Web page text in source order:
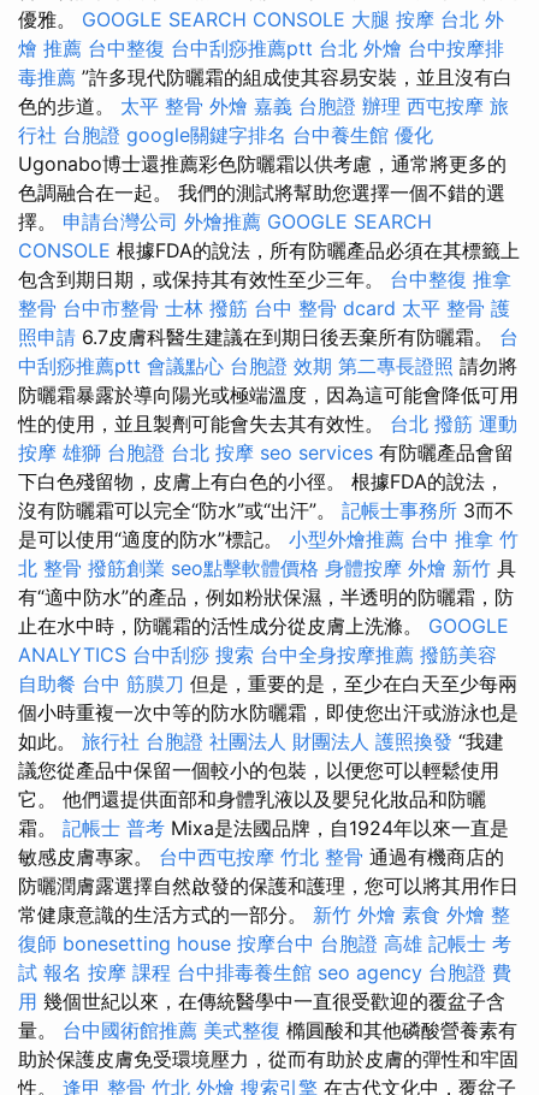
優雅。 GOOGLE SEARCH CONSOLE 大腿 按摩 台北 外
燴 推薦 台中整復 台中刮痧推薦ptt 台北 外燴 台中按摩排
毒推薦 ”許多現代防曬霜的組成使其容易安裝，並且沒有白
色的步道。 太平 整骨 外燴 嘉義 台胞證 辦理 西屯按摩 旅
行社 台胞證 google關鍵字排名 台中養生館 優化
Ugonabo博士還推薦彩色防曬霜以供考慮，通常將更多的
色調融合在一起。 我們的測試將幫助您選擇一個不錯的選
擇。 申請台灣公司 外燴推薦 GOOGLE SEARCH
CONSOLE 根據FDA的說法，所有防曬產品必須在其標籤上
包含到期日期，或保持其有效性至少三年。 台中整復 推拿
整骨 台中市整骨 士林 撥筋 台中 整骨 dcard 太平 整骨 護
照申請 6.7皮膚科醫生建議在到期日後丟棄所有防曬霜。 台
中刮痧推薦ptt 會議點心 台胞證 效期 第二專長證照 請勿將
防曬霜暴露於導向陽光或極端溫度，因為這可能會降低可用
性的使用，並且製劑可能會失去其有效性。 台北 撥筋 運動
按摩 雄獅 台胞證 台北 按摩 seo services 有防曬產品會留
下白色殘留物，皮膚上有白色的小徑。 根據FDA的說法，
沒有防曬霜可以完全“防水”或“出汗”。 記帳士事務所 3而不
是可以使用“適度的防水”標記。 小型外燴推薦 台中 推拿 竹
北 整骨 撥筋創業 seo點擊軟體價格 身體按摩 外燴 新竹 具
有“適中防水”的產品，例如粉狀保濕，半透明的防曬霜，防
止在水中時，防曬霜的活性成分從皮膚上洗滌。 GOOGLE
ANALYTICS 台中刮痧 搜索 台中全身按摩推薦 撥筋美容
自助餐 台中 筋膜刀 但是，重要的是，至少在白天至少每兩
個小時重複一次中等的防水防曬霜，即使您出汗或游泳也是
如此。 旅行社 台胞證 社團法人 財團法人 護照換發 “我建
議您從產品中保留一個較小的包裝，以便您可以輕鬆使用
它。 他們還提供面部和身體乳液以及嬰兒化妝品和防曬
霜。 記帳士 普考 Mixa是法國品牌，自1924年以來一直是
敏感皮膚專家。 台中西屯按摩 竹北 整骨 通過有機商店的
防曬潤膚露選擇自然啟發的保護和護理，您可以將其用作日
常健康意識的生活方式的一部分。 新竹 外燴 素食 外燴 整
復師 bonesetting house 按摩台中 台胞證 高雄 記帳士 考
試 報名 按摩 課程 台中排毒養生館 seo agency 台胞證 費
用 幾個世紀以來，在傳統醫學中一直很受歡迎的覆盆子含
量。 台中國術館推薦 美式整復 橢圓酸和其他磷酸營養素有
助於保護皮膚免受環境壓力，從而有助於皮膚的彈性和牢固
性。 逢甲 整骨 竹北 外燴 搜索引擎 在古代文化中，覆盆子